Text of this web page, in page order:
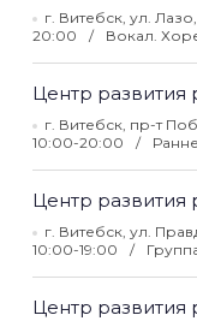
г. Витебск, ул.
20:00
Вокал.
Центр развития
г. Витебск, пр-т
10:00-20:00
Центр развития
г. Витебск, ул.
10:00-19:00
Центр